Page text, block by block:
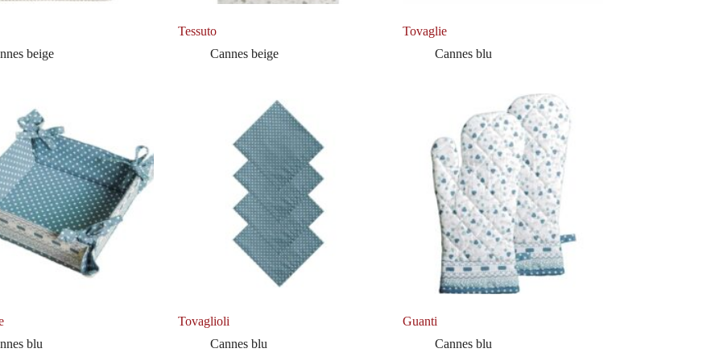
beige
Tessuto
Cannes beige
Tovaglie
Cannes blu
blu
Tovaglioli
Cannes blu
Guanti
Cannes blu